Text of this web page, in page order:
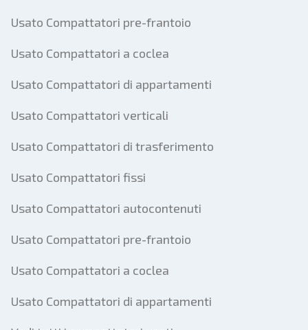
Usato Compattatori pre-frantoio
Usato Compattatori a coclea
Usato Compattatori di appartamenti
Usato Compattatori verticali
Usato Compattatori di trasferimento
Usato Compattatori fissi
Usato Compattatori autocontenuti
Usato Compattatori pre-frantoio
Usato Compattatori a coclea
Usato Compattatori di appartamenti